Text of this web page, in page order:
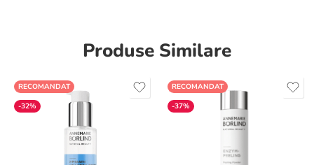
Produse Similare
RECOMANDAT
-32%
RECOMANDAT
-37%